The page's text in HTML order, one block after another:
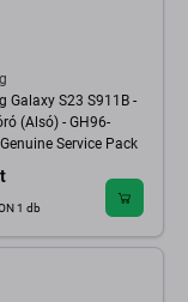
Galaxy S23 S911B -
(Alsó) - GH96-
Service Pack
1 db